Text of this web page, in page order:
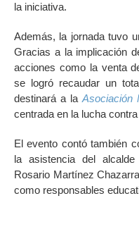
la iniciativa.
Además, la jornada tuvo
Gracias a la implicación
acciones como la venta
se logró recaudar un
destinará a la Asociación
centrada en la lucha
El evento contó también
la asistencia del
Rosario Martínez
como responsables